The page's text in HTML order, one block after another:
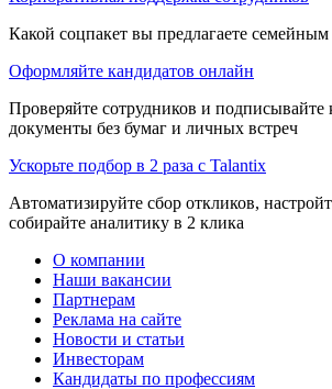
Какой соцпакет вы предлагаете
Оформляйте кандидатов онлайн
Проверяйте сотрудников и подписывайте
документы без бумаг и личных встреч
Ускорьте подбор в 2 раза с Talantix
Автоматизируйте сбор откликов,
собирайте аналитику в 2 клика
О компании
Наши вакансии
Партнерам
Реклама на сайте
Новости и статьи
Инвесторам
Кандидаты по профессиям